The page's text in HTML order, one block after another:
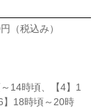
（税込み）
14時頃、【4】1
】18時頃～20時